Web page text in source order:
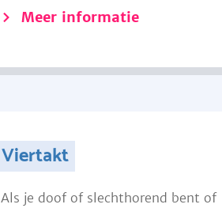
Meer informatie
Viertakt
Als je doof of slechthorend bent of